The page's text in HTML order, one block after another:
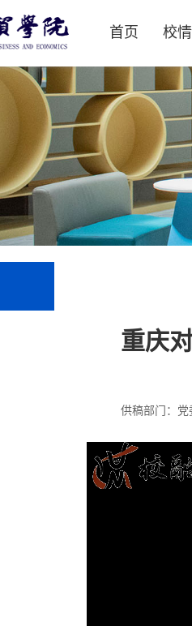
首页 校
重庆
供稿部门：